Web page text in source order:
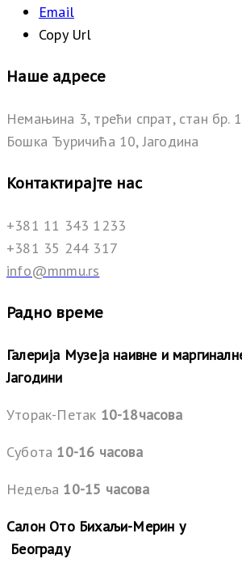
Email
Copy Url
Наше адресе
Немањина 3, трећи спрат, стан бр.
Бошка Ђуричића 10, Јагодина
Контактирајте нас
+381 11 343 1233
+381 35 244 317
info@mnmu.rs
Радно време
Галерија Музеја наивне и
Јагодини
Уторак-Петак 10-18часова
Субота 10-16 часова
Недеља 10-15 часова
Салон Ото Бихаљи-Мерин у
Београду